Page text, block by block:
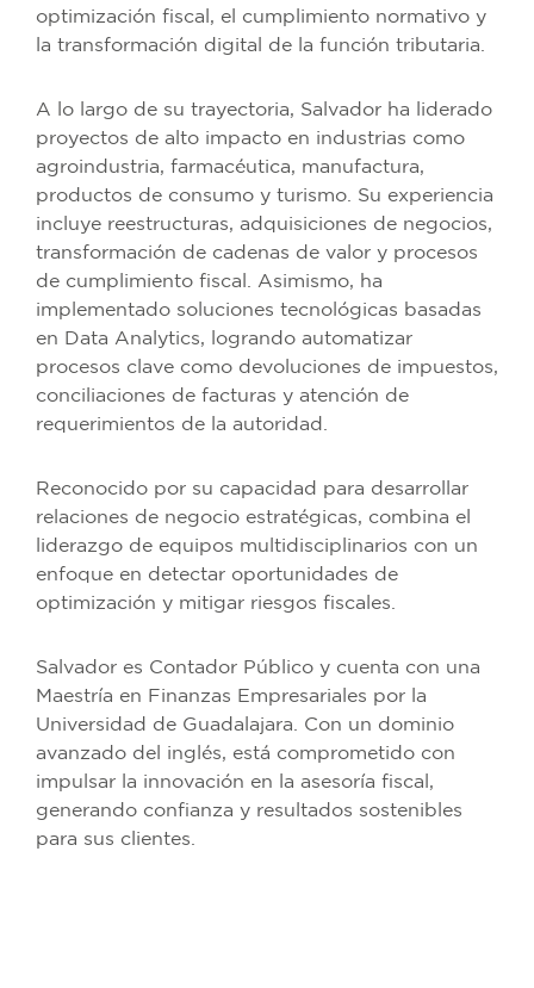
optimización fiscal, el cumplimiento normativo y
la transformación digital de la función tributaria.
A lo largo de su trayectoria, Salvador ha liderado
proyectos de alto impacto en industrias como
agroindustria, farmacéutica, manufactura,
productos de consumo y turismo. Su experiencia
incluye reestructuras, adquisiciones de negocios,
transformación de cadenas de valor y procesos
de cumplimiento fiscal. Asimismo, ha
implementado soluciones tecnológicas basadas
en Data Analytics, logrando automatizar
procesos clave como devoluciones de impuestos,
conciliaciones de facturas y atención de
requerimientos de la autoridad.
Reconocido por su capacidad para desarrollar
relaciones de negocio estratégicas, combina el
liderazgo de equipos multidisciplinarios con un
enfoque en detectar oportunidades de
optimización y mitigar riesgos fiscales.
Salvador es Contador Público y cuenta con una
Maestría en Finanzas Empresariales por la
Universidad de Guadalajara. Con un dominio
avanzado del inglés, está comprometido con
impulsar la innovación en la asesoría fiscal,
generando confianza y resultados sostenibles
para sus clientes.